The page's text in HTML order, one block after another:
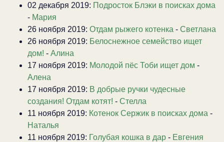
02 декабря 2019: Подросток Блэки в поисках дома
- Мария
26 ноября 2019: Отдам рыжего котенка - Светлана
26 ноября 2019: Белоснежное семейство ищет
дом! - Алина
17 ноября 2019: Молодой пёс Тоби ищет дом -
Алена
17 ноября 2019: В добрые ручки чудесные
создания! Отдам котят! - Стелла
11 ноября 2019: Котенок Сержик в поисках дома -
Наталья
11 ноября 2019: Голубая кошка в дар - Евгения